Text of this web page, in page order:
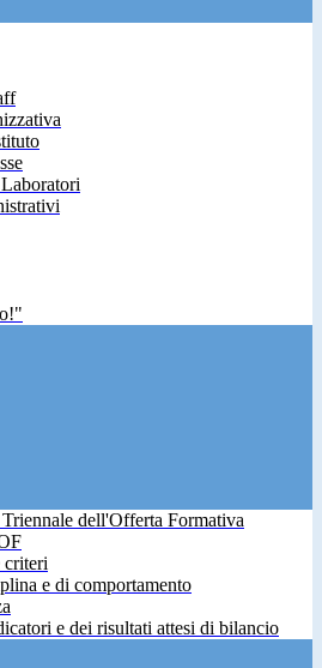
dell'Offerta Formativa
criteri
e di comportamento
e dei risultati attesi di bilancio